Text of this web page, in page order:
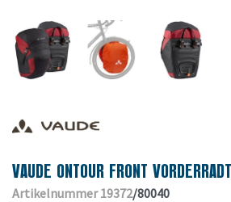
VAUDE ONTOUR FRONT
Artikelnummer 19372/80040